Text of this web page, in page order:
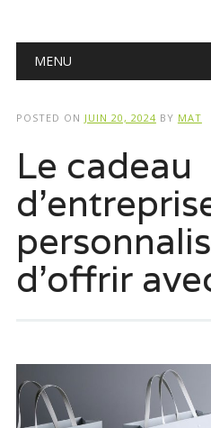
Main menu
MENU
POSTED ON JUIN 20, 2024 BY MAT
Le cadeau
d’offrir